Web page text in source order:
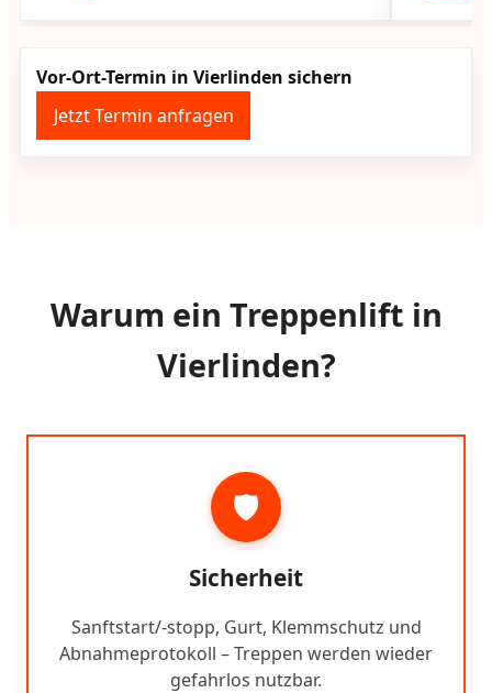
Vor-Ort-Termin in Vierlinden sichern
Jetzt Termin anfragen
Warum ein Treppenlift in
Vierlinden?
🛡️
Sicherheit
Sanftstart/-stopp, Gurt, Klemmschutz und
Abnahmeprotokoll – Treppen werden wieder
gefahrlos nutzbar.